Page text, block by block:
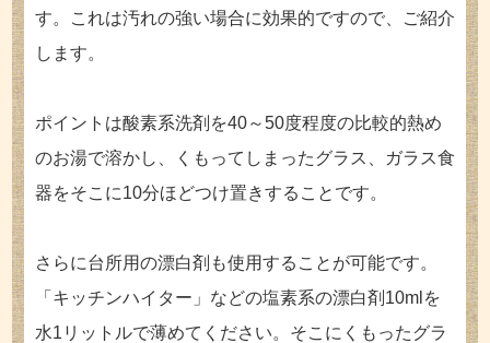
す。これは汚れの強い場合に効果的ですので、ご紹介
します。
ポイントは酸素系洗剤を40～50度程度の比較的熱め
のお湯で溶かし、くもってしまったグラス、ガラス食
器をそこに10分ほどつけ置きすることです。
さらに台所用の漂白剤も使用することが可能です。
「キッチンハイター」などの塩素系の漂白剤10mlを
水1リットルで薄めてください。そこにくもったグラ